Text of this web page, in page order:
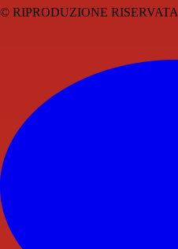
© RIPRODUZIONE RISERVATA